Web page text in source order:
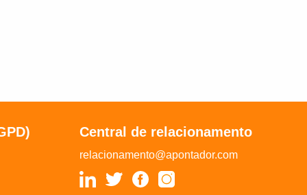
Central de relacionamento
relacionamento@apontador.com